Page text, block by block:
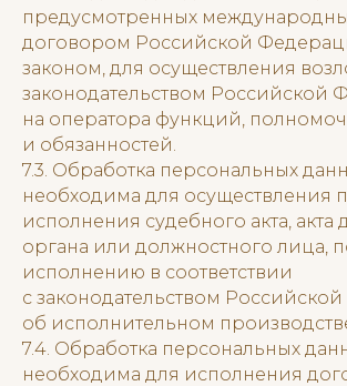
предусмотренных
договором Российской
законом, для осуществления
законодательством Российской
на оператора функций,
и обязанностей.
7.3. Обработка персональных
необходима для осуществления
исполнения судебного акта, акта
органа или должностного лица,
исполнению в соответствии
с законодательством
об исполнительном
7.4. Обработка персональных
необходима для исполнения